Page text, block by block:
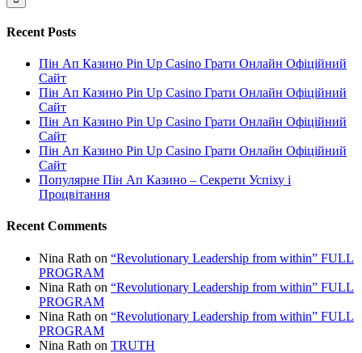
Recent Posts
Пін Ап Казино Pin Up Casino Грати Онлайн Офіційний
Сайт
Пін Ап Казино Pin Up Casino Грати Онлайн Офіційний
Сайт
Пін Ап Казино Pin Up Casino Грати Онлайн Офіційний
Сайт
Пін Ап Казино Pin Up Casino Грати Онлайн Офіційний
Сайт
Популярне Пін Ап Казино – Секрети Успіху і
Процвітання
Recent Comments
Nina Rath on “Revolutionary Leadership from within” FULL
PROGRAM
Nina Rath on “Revolutionary Leadership from within” FULL
PROGRAM
Nina Rath on “Revolutionary Leadership from within” FULL
PROGRAM
Nina Rath on TRUTH